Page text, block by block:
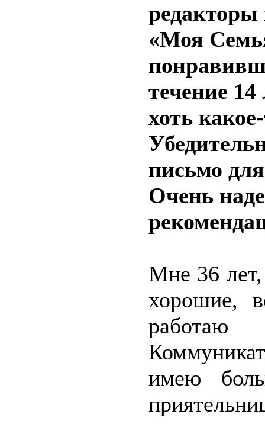
редакторы
«Моя
течение
хоть
письмо
Очень
Мне 36
хорошие,
работаю
имею